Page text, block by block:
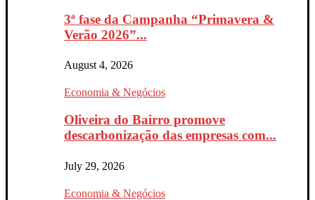
3ª fase da Campanha “Primavera &
Verão 2026”...
August 4, 2026
Economia & Negócios
Oliveira do Bairro promove
descarbonização das empresas com...
July 29, 2026
Economia & Negócios